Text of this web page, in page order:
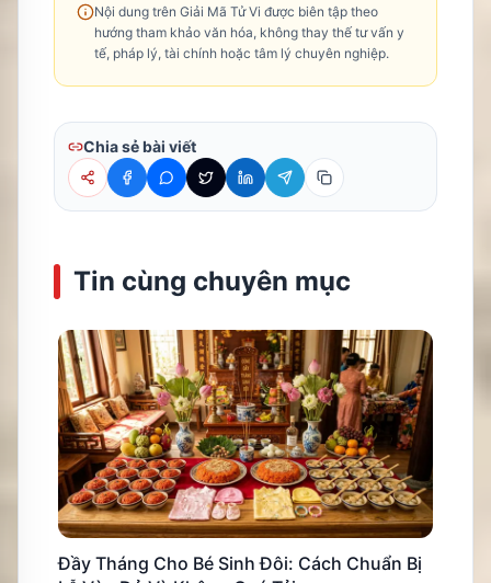
Nội dung trên Giải Mã Tử Vi được biên tập theo
hướng tham khảo văn hóa, không thay thế tư vấn y
tế, pháp lý, tài chính hoặc tâm lý chuyên nghiệp.
Chia sẻ bài viết
Tin cùng chuyên mục
Đầy Tháng Cho Bé Sinh Đôi: Cách Chuẩn Bị